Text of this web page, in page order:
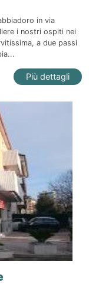
in via
i nostri ospiti nei
a due passi
Più dettagli